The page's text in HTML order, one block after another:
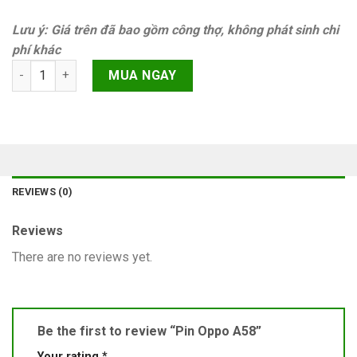
Lưu ý: Giá trên đã bao gồm công thợ, không phát sinh chi
phí khác
Pin Oppo A58 quantityMUA NGAY
REVIEWS (0)
Reviews
There are no reviews yet.
Be the first to review “Pin Oppo A58”